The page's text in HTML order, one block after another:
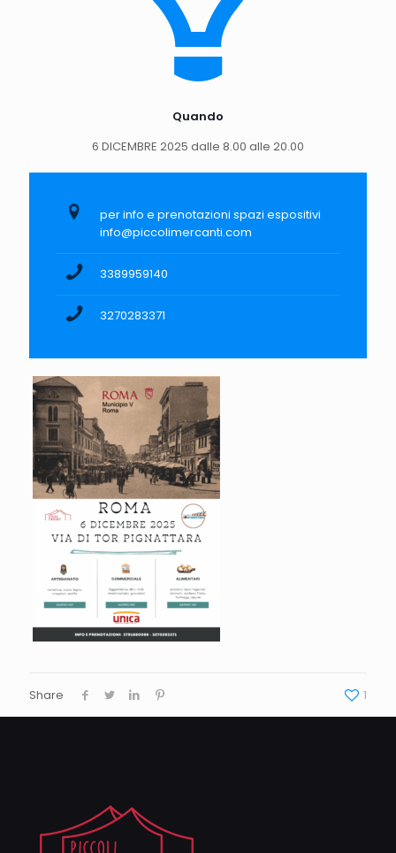
Quando
6 DICEMBRE 2025 dalle 8.00 alle 20.00
per info e prenotazioni spazi espositivi
info@piccolimercanti.com
3389959140
3270283371
Share 1